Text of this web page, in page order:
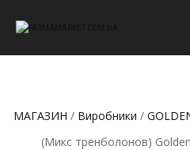
МАГАЗИН / Виробники /
(Микс тренболонов)